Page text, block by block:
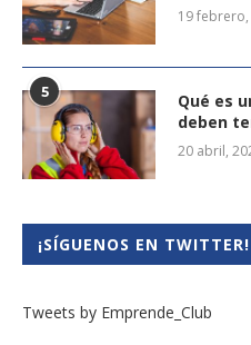
19
5
Qué es
deben
20 abril,
¡SÍGUENOS EN TWITTER!
Tweets by Emprende_Club